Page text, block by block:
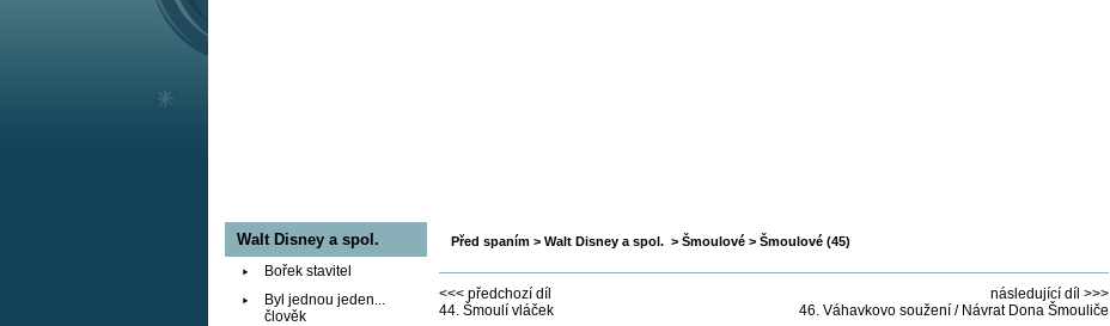
Před spaním > Walt Disney a spol. > Šmoulové > Šmoulové (45)
<<< předchozí díl
44. Šmoulí vláček
následující díl >>>
46. Váhavkovo soužení / Návrat Dona Šmouliče
Walt Disney a spol.
Bořek stavitel
Byl jednou jeden...
člověk